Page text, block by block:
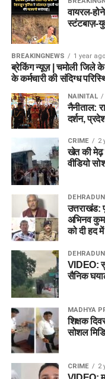
वायरल-
स्टंटबाज़-
BREAKINGNEWS 1 year ago
ब्रेकिंग न्यूज़ | चमोली जिले के
के कर्मचारी की संदिग्ध
NAINITAL
नैनीताल:
दर्शन,
CRIME 2
खेत की मेढ़
वीडियो
DEHRADUN
उत्तराखंड:
अभिनव
को दी हद
DEHRADUN
VIDEO:
सैनिक
MADHYA
शिक्षक
सोशल
CRIME 2